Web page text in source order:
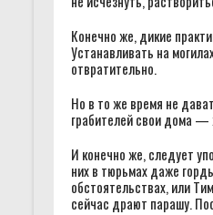
Конечно же, дикие
Устанавливать на
отвратительно.
Но в то же время не
грабителей свои дома —
И конечно же, следует
них в тюрьмах даже
обстоятельствах, или
сейчас драют парашу.